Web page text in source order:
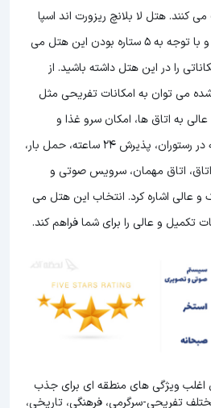
کنند. هتل لا بلانچ ریزورت اند اسپا
می
را در این هتل داشته باشید. از
می توان به امکانات تفریحی مثل
به اتاق ها، امکان سرو غذا و
نوشیدنی به صورت 24 ساعته در رستوران، پذیرش 24 ساعته، حمل بار،
اتاق، اتاق مهمان، سرویس صوتی و
عالی اشاره کرد. انتخاب این هتل می
تکمیل و عالی را برای شما فراهم کند.
اغلب ویژگی های منطقه ای برای جذب
تفریحی-سرگرمی، فرهنگی، تاریخی،